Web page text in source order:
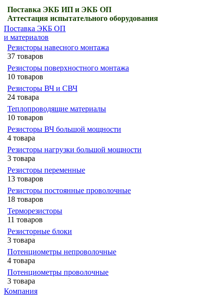
Поставка ЭКБ ИП и ЭКБ ОП
Аттестация испытательного оборудования
Поставка ЭКБ ОП
и материалов
Резисторы навесного монтажа
37 товаров
Резисторы поверхностного монтажа
10 товаров
Резисторы ВЧ и СВЧ
24 товара
Теплопроводящие материалы
10 товаров
Резисторы ВЧ большой мощности
4 товара
Резисторы нагрузки большой мощности
3 товара
Резисторы переменные
13 товаров
Резисторы постоянные проволочные
18 товаров
Терморезисторы
11 товаров
Резисторные блоки
3 товара
Потенциометры непроволочные
4 товара
Потенциометры проволочные
3 товара
Компания